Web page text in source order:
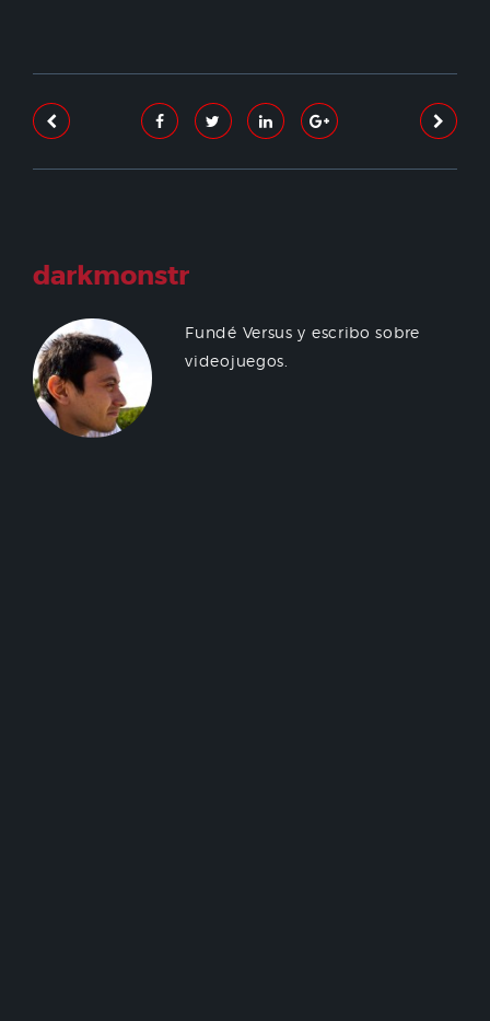
darkmonstr
Fundé Versus y escribo sobre
videojuegos.